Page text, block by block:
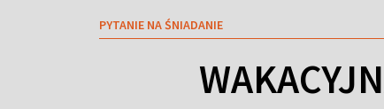
PYTANIE NA ŚNIADANIE